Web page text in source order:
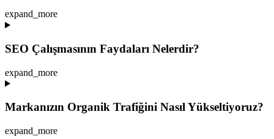
expand_more
SEO Çalışmasının Faydaları Nelerdir?
expand_more
Markanızın Organik Trafiğini Nasıl Yükseltiyoruz?
expand_more